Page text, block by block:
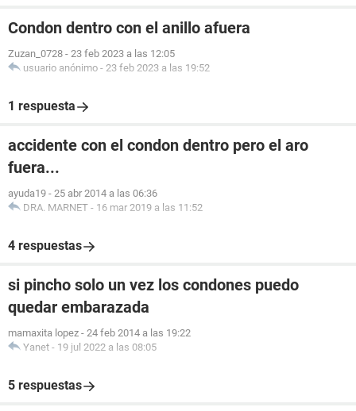
Condon dentro con el anillo afuera
Zuzan_0728 - 23 feb 2023 a las 12:05
usuario anónimo - 23 feb 2023 a las 19:52
1 respuesta
accidente con el condon dentro pero el aro
fuera...
ayuda19 - 25 abr 2014 a las 06:36
DRA. MARNET - 16 mar 2019 a las 11:52
4 respuestas
si pincho solo un vez los condones puedo
quedar embarazada
mamaxita lopez - 24 feb 2014 a las 19:22
Yanet - 19 jul 2022 a las 08:05
5 respuestas